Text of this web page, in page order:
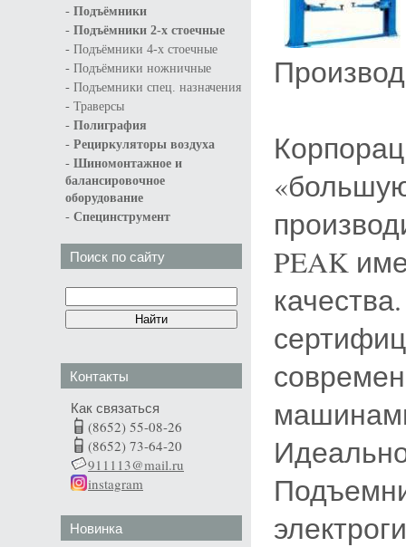
- Подъёмники
- Подъёмники 2-х стоечные
- Подъёмники 4-х стоечные
- Подъёмники ножничные
- Подъемники спец. назначения
- Траверсы
- Полиграфия
- Рециркуляторы воздуха
- Шиномонтажное и
балансировочное
оборудование
- Специнструмент
Поиск по сайту
Контакты
Как связаться
(8652) 55-08-26
(8652) 73-64-20
911113@mail.ru
instagram
Новинка
PEAK